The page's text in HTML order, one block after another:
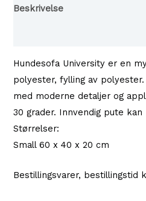
S
cm
Tan
antall
Beskrivelse
Hundesofa University er en
polyester, fylling av
med moderne detaljer og
30 grader. Innvendig pute
Størrelser:
Small 60 x 40 x 20 cm
Bestillingsvarer, bestillingstid